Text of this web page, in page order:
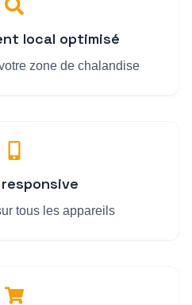
local optimisé
zone de chalandise
tous les appareils